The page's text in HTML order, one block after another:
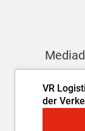
VR
der